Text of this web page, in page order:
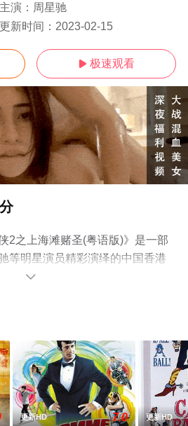
主演： 周星驰
更新时间： 2023-02-15
 极速观看
2之上海滩赌圣(粤语版)》是一部
等明星演员精彩演绎的中国香港
无删减完整版电影就上飘花影

更新HD 7.0 更新HD